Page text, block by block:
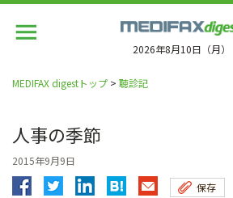
2026年8月10日（月）
MEDIFAX digestトップ > 聴診記
人事の季節
2015年9月9日
保存